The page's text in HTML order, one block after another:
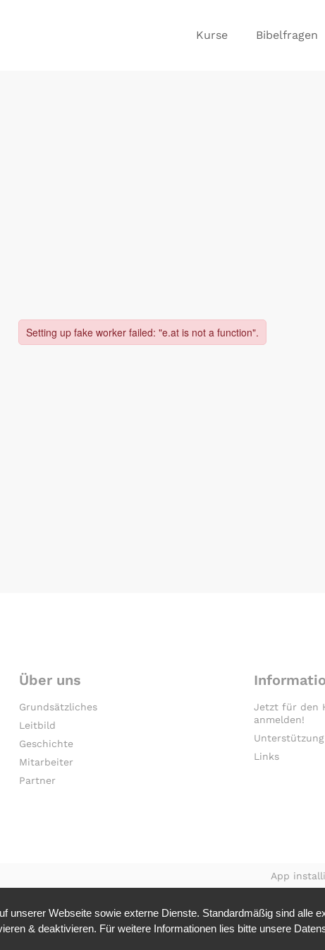
Kurse Bibelfragen
Über uns
Grundsätzliches
Leitbild
Geschichte
Mitarbeiter
Partner
Jetzt für den
anmelden!
Unterstützung
Links
App
unserer Webseite sowie externe Dienste. Standardmäßig sind alle
& deaktivieren. Für weitere Informationen lies bitte unsere